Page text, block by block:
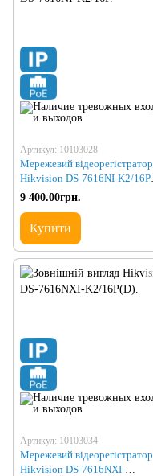
Артикул: 10103028
Мережевий відеорегістратор
Hikvision DS-7616NI-K2/16P
(160-160)
9 400.00грн.
Купити
Артикул: 10103034
Мережевий відеорегістратор
Hikvision DS-7616NXI-